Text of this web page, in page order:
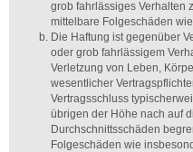
grob fahrlässiges Verhalten
mittelbare Folgeschäden
Die Haftung ist gegenüber
oder grob fahrlässigem
Verletzung von Leben,
wesentlicher
Vertragsschluss
übrigen der Höhe nach auf
Durchschnittsschäden
Folgeschäden wie